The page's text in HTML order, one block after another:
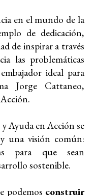
en el mundo de la
de dedicación,
de inspirar a través
las problemáticas
ideal para
Jorge Cattaneo,
Ayuda en Acción se
una visión común:
para que sean
sostenible.
podemos construir